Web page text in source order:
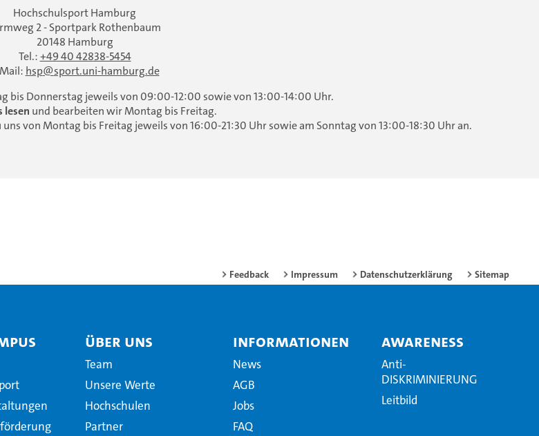
Hochschulsport Hamburg
2 - Sportpark Rothenbaum
20148 Hamburg
Tel.:+49 40 42838-5454
hsp
sport.uni-hamburg.de
bis Donnerstag jeweils von 09:00-12:00 sowie von 13:00-14:00 Uhr.
lesen und bearbeiten wir Montag bis Freitag.
von Montag bis Freitag jeweils von 16:00-21:30 Uhr sowie am Sonntag von 13:00-18:30 Uhr an.
Feedback Impressum Datenschutzerklärung Sitemap
Über uns
Team
Unsere Werte
Hochschulen
Partner
Informationen
News
AGB
Jobs
FAQ
Awareness
Anti-
DISKRIMINIERUNG
Leitbild